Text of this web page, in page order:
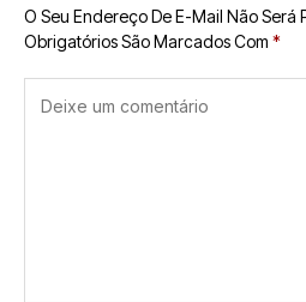
O Seu Endereço De E-Mail Não Será
Obrigatórios São Marcados Com *